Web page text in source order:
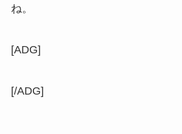
ね。
[ADG]
[/ADG]